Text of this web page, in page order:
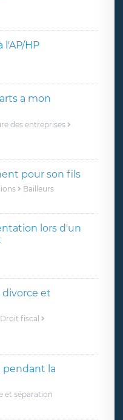
HP
a mon
des entreprises
pour son fils
Bailleurs
lors d'un
divorce et
Droit fiscal
pendant la
et séparation